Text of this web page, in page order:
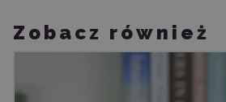
Zobacz również